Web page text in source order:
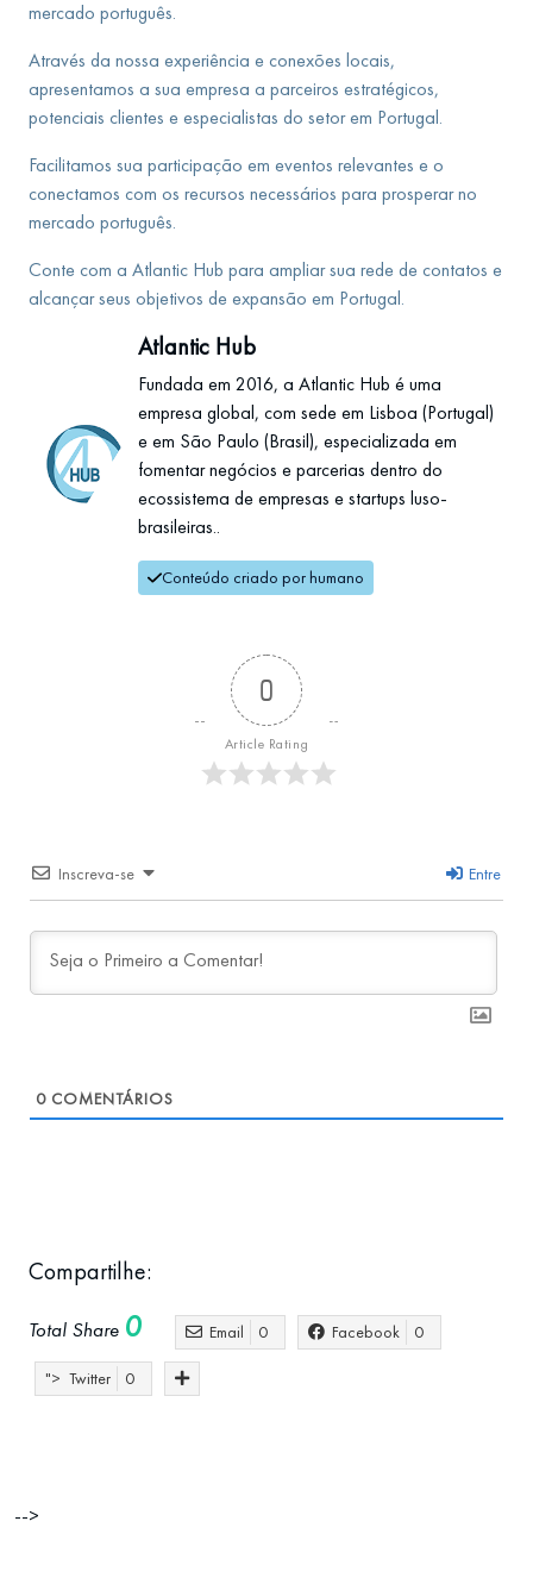
mercado português.
Através da nossa experiência e conexões locais,
apresentamos a sua empresa a parceiros estratégicos,
potenciais clientes e especialistas do setor em Portugal.
Facilitamos sua participação em eventos relevantes e o
conectamos com os recursos necessários para prosperar no
mercado português.
Conte com a Atlantic Hub para ampliar sua rede de contatos e
alcançar seus objetivos de expansão em Portugal.
Atlantic Hub
Fundada em 2016, a Atlantic Hub é uma
empresa global, com sede em Lisboa (Portugal)
e em São Paulo (Brasil), especializada em
fomentar negócios e parcerias dentro do
ecossistema de empresas e startups luso-
brasileiras..
Conteúdo criado por humano
0
Article Rating
Inscreva-se Entre
0 COMENTÁRIOS
Compartilhe:
Total Share 0 Email 0 Facebook 0
"> Twitter 0
-->